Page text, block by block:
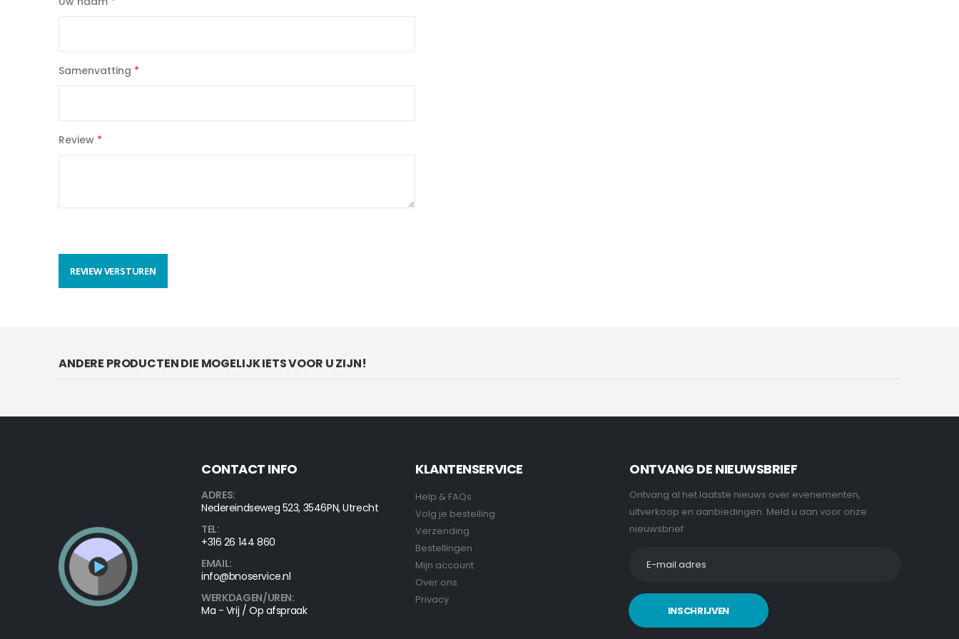
Samenvatting
Review
REVIEW VERSTUREN
ANDERE PRODUCTEN DIE MOGELIJK IETS VOOR U ZIJN!
CONTACT INFO
ADRES:
Nedereindseweg 523, 3546PN, Utrecht
TEL:
+316 26 144 860
EMAIL:
info@bnoservice.nl
WERKDAGEN/UREN:
Ma - Vrij / Op afspraak
KLANTENSERVICE
Help & FAQs
Volg je bestelling
Verzending
Bestellingen
Mijn account
Over ons
Privacy
ONTVANG DE NIEUWSBRIEF
Ontvang al het laatste nieuws over evenementen,
uitverkoop en aanbiedingen. Meld u aan voor onze
nieuwsbrief:
INSCHRIJVEN